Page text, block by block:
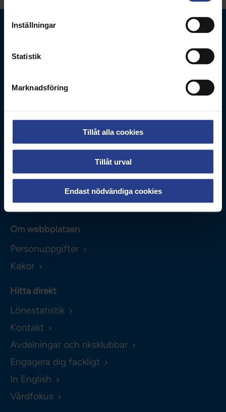
Inställningar
Statistik
Marknadsföring
Tillåt alla cookies
Tillåt urval
Endast nödvändiga cookies
Vårdförbundet
103 65Stockholm
Besöksadress
Adolf Fredriks Kyrkogata 11
Kontakta oss
0771-420 420
Om webbplatsen
Personuppgifter
Kakor
Hitta direkt
Lönestatistik
Kontakt
Avdelningar och riksklubbar
Engagera dig fackligt
In English
Vårdfokus